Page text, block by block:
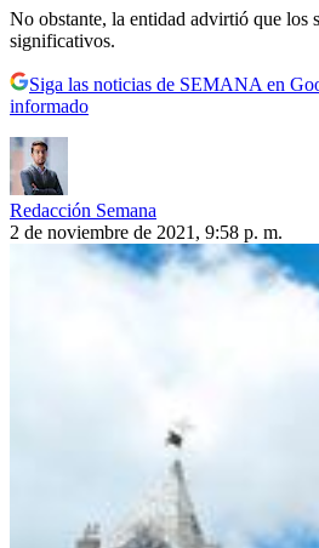
No obstante, la entidad advirtió que los
significativos.
Siga las noticias de SEMANA en
informado
Redacción Semana
2 de noviembre de 2021, 9:58 p. m.